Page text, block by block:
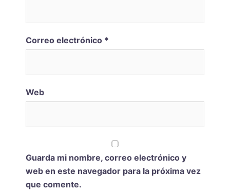
Correo electrónico *
Web
Guarda mi nombre, correo electrónico y
web en este navegador para la próxima vez
que comente.